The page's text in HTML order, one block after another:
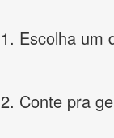
1. Escolha um
2. Conte pra